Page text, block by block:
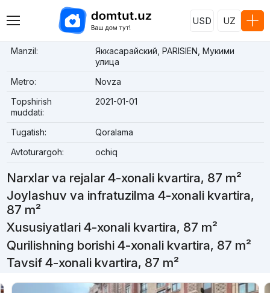
USD UZ
Manzil:
Яккасарайский, PARISIEN, Мукими
улица
Metro:
Novza
Topshirish
muddati:
2021-01-01
Tugatish:
Qoralama
Avtoturargoh:
ochiq
Narxlar va rejalar 4-xonali kvartira, 87 m²
Joylashuv va infratuzilma 4-xonali kvartira,
87 m²
Xususiyatlari 4-xonali kvartira, 87 m²
Qurilishning borishi 4-xonali kvartira, 87 m²
Tavsif 4-xonali kvartira, 87 m²